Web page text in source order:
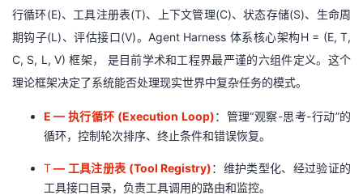
行循环(E)、工具注册表(T)、上下文管理(C)、状态存储(S)、生命周
期钩子(L)、评估接口(V)。Agent Harness 体系核心架构H = (E, T,
C, S, L, V) 框架， 是目前学术和工程界最严谨的六组件定义。这个
理论框架决定了系统能否处理现实世界中复杂任务的模式。
E — 执行循环 (Execution Loop)：管理“观察-思考-行动”的
循环，控制轮次排序、终止条件和错误恢复。
T— 工具注册表 (Tool Registry)：维护类型化、经过验证的
工具接口目录，负责工具调用的路由和监控。